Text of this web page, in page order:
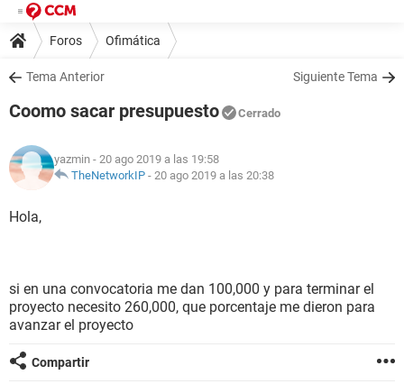
Foros Ofimática
Tema Anterior Siguiente Tema
Coomo sacar presupuesto Cerrado
yazmin - 20 ago 2019 a las 19:58
TheNetworkIP - 20 ago 2019 a las 20:38
Hola,
si en una convocatoria me dan 100,000 y para terminar el
proyecto necesito 260,000, que porcentaje me dieron para
avanzar el proyecto
Compartir